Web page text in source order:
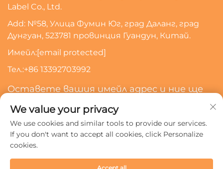
Label Co., Ltd.
Add: №58, Улица Фумин Юг, град Даланг, град
Дунгуан, 523781 провинция Гуандун, Китай.
Имейл:[email protected]
Тел.:+86 13392703992
Оставете вашия имейл адрес и ние ще
Абонирайте Се
We value your privacy
We use cookies and similar tools to provide our services.
If you don't want to accept all cookies, click Personalize
cookies.